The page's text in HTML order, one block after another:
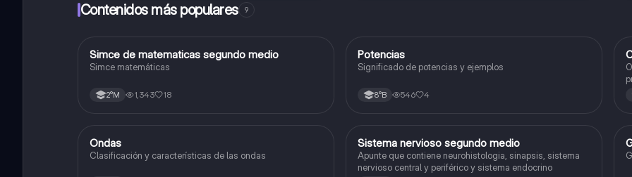
Contenidos más populares 9
Matemáticas
Simce de matematicas segundo medio
Simce matemáticas
2°M 1,343 18
Matemáticas
Potencias
Significado de potencias y ejemplos
8°B 546 4
Física
Ondas
Clasificación y características de las ondas
Biología
Sistema nervioso segundo medio
Apunte que contiene neurohistologia, sinapsis, sistema
nervioso central y periférico y sistema endocrino